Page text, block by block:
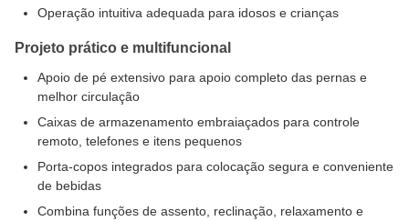
Operação intuitiva adequada para idosos e crianças
Projeto prático e multifuncional
Apoio de pé extensivo para apoio completo das pernas e
melhor circulação
Caixas de armazenamento embraiaçados para controle
remoto, telefones e itens pequenos
Porta-copos integrados para colocação segura e conveniente
de bebidas
Combina funções de assento, reclinação, relaxamento e